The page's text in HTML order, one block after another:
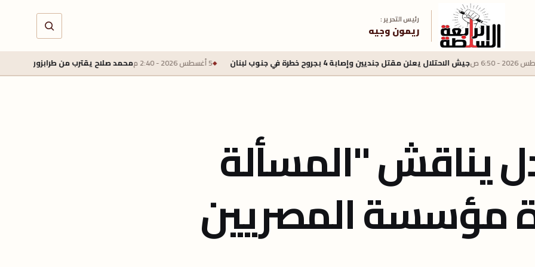
رئيس التحرير :
ريمون وجيه
مقتل جنديين وإصابة 4 بجروح خطرة في جنوب لبنان 5 أغسطس 2026 - 2:40 م محمد صلاح يقترب من طرابزون سبور بعقد لمدة عامين وراتب سنوي 22 مليون يورو
يناقش "المسألة
مؤسسة المصريين